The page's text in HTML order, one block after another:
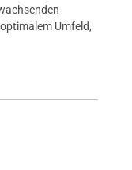
Umfeld,